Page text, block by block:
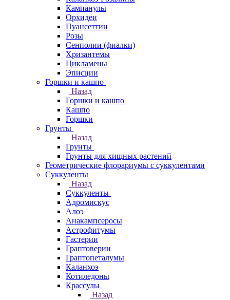
Кампанулы
Орхидеи
Пуансеттии
Розы
Сенполии (фиалки)
Хризантемы
Цикламены
Эписции
Горшки и кашпо
Назад
Горшки и кашпо
Кашпо
Горшки
Грунты
Назад
Грунты
Грунты для хищных растений
Геометрические флорариумы с суккулентами
Суккуленты
Назад
Суккуленты
Адромискус
Алоэ
Анакампсеросы
Астрофитумы
Гастерии
Граптоверии
Граптопеталумы
Каланхоэ
Котиледоны
Крассулы
Назад